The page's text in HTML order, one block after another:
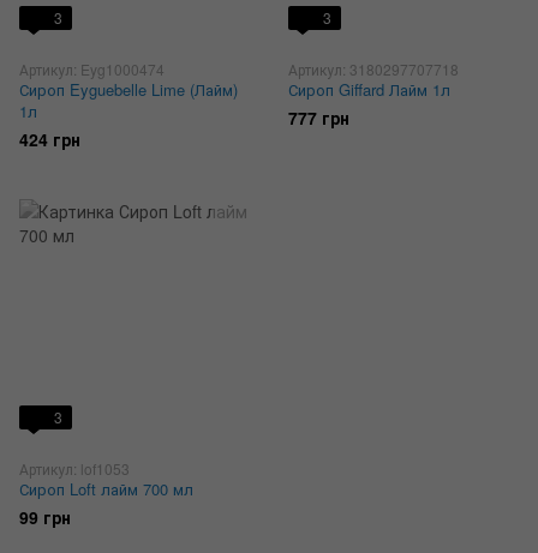
3
Артикул: Eyg1000474
Сироп Eyguebelle Lime (Лайм)
1л
424 грн
3
Артикул: 3180297707718
Сироп Giffard Лайм 1л
777 грн
3
Артикул: lof1053
Сироп Loft лайм 700 мл
99 грн